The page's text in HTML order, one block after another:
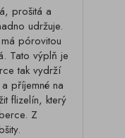
prošitá a
udržuje.
pórovitou
Tato výplň je
tak vydrží
příjemné na
flizelín, který
Z